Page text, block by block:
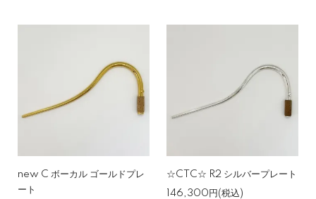
new C ボーカル ゴールドプレ
ート
☆CTC☆ R2 シルバープレート
146,300円(税込)